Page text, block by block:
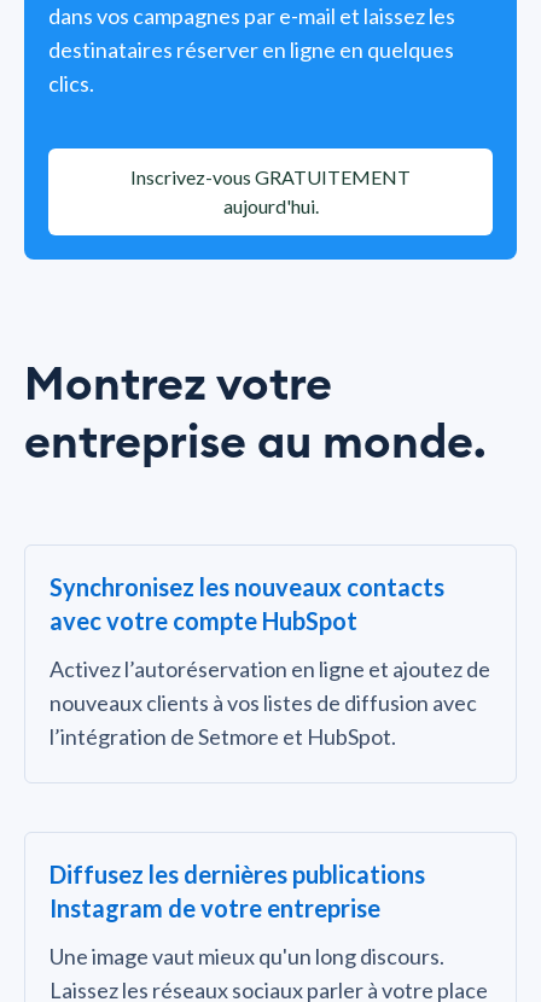
dans vos campagnes par e-mail et laissez les
destinataires réserver en ligne en quelques
clics.
Inscrivez-vous GRATUITEMENT
aujourd'hui.
Montrez votre
entreprise au monde.
Synchronisez les nouveaux contacts
avec votre compte HubSpot
Activez l’autoréservation en ligne et ajoutez de
nouveaux clients à vos listes de diffusion avec
l’intégration de Setmore et HubSpot.
Diffusez les dernières publications
Instagram de votre entreprise
Une image vaut mieux qu'un long discours.
Laissez les réseaux sociaux parler à votre place